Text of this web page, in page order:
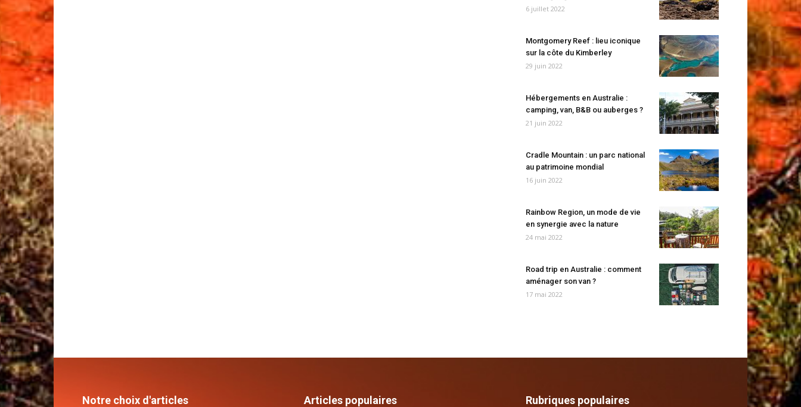
6 juillet 2022
Montgomery Reef : lieu iconique
sur la côte du Kimberley
29 juin 2022
Hébergements en Australie :
camping, van, B&B ou auberges ?
21 juin 2022
Cradle Mountain : un parc national
au patrimoine mondial
16 juin 2022
Rainbow Region, un mode de vie
en synergie avec la nature
24 mai 2022
Road trip en Australie : comment
aménager son van ?
17 mai 2022
Notre choix d'articles Articles populaires Rubriques populaires